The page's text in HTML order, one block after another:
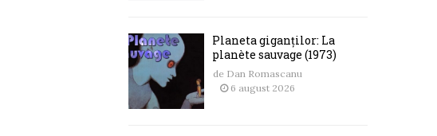
Planeta giganților: La
planète sauvage (1973)
de Dan Romascanu
6 august 2026